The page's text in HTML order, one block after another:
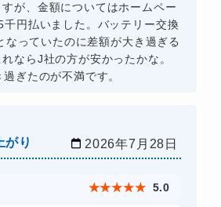
が、金額についてはホームペー
千円払いました。バッテリー交換
なっていたのに差額が大き過ぎる
ならJ社の方が安かったかな。
ぎたのが不満です。
がり 2026年7月28日
★★★★★ 5.0